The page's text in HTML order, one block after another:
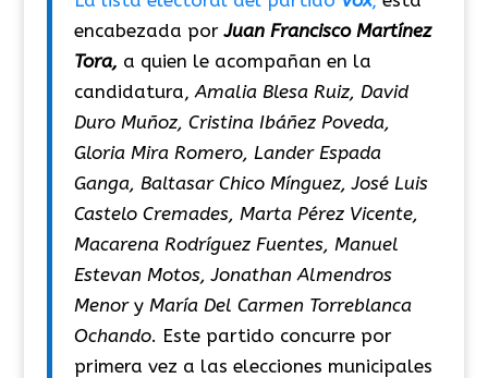
encabezada porJuan Francisco Martínez
Tora, a quien le acompañan en la
candidatura,Amalia Blesa Ruiz, David
Duro Muñoz, Cristina Ibáñez Poveda,
Gloria Mira Romero, Lander Espada
Ganga, Baltasar Chico Mínguez, José Luis
Castelo Cremades, Marta Pérez Vicente,
Macarena Rodríguez Fuentes, Manuel
Estevan Motos, Jonathan Almendros
Menory María Del Carmen Torreblanca
Ochando. Este partido concurre por
primera vez a las elecciones municipales